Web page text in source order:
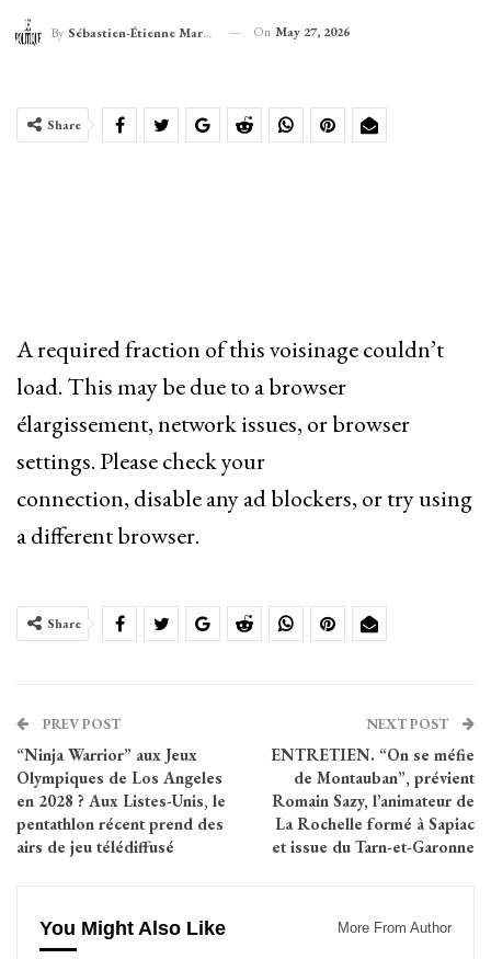
By Sébastien-Étienne Marechal On May 27, 2026
Share
A required fraction of this voisinage couldn’t
load. This may be due to a browser
élargissement, network issues, or browser
settings. Please check your
connection, disable any ad blockers, or try using
a different browser.
Share
PREV POST
“Ninja Warrior” aux Jeux
Olympiques de Los Angeles
en 2028 ? Aux Listes-Unis, le
pentathlon récent prend des
airs de jeu télédiffusé
NEXT POST
ENTRETIEN. “On se méfie
de Montauban”, prévient
Romain Sazy, l’animateur de
La Rochelle formé à Sapiac
et issue du Tarn-et-Garonne
You Might Also Like More From Author